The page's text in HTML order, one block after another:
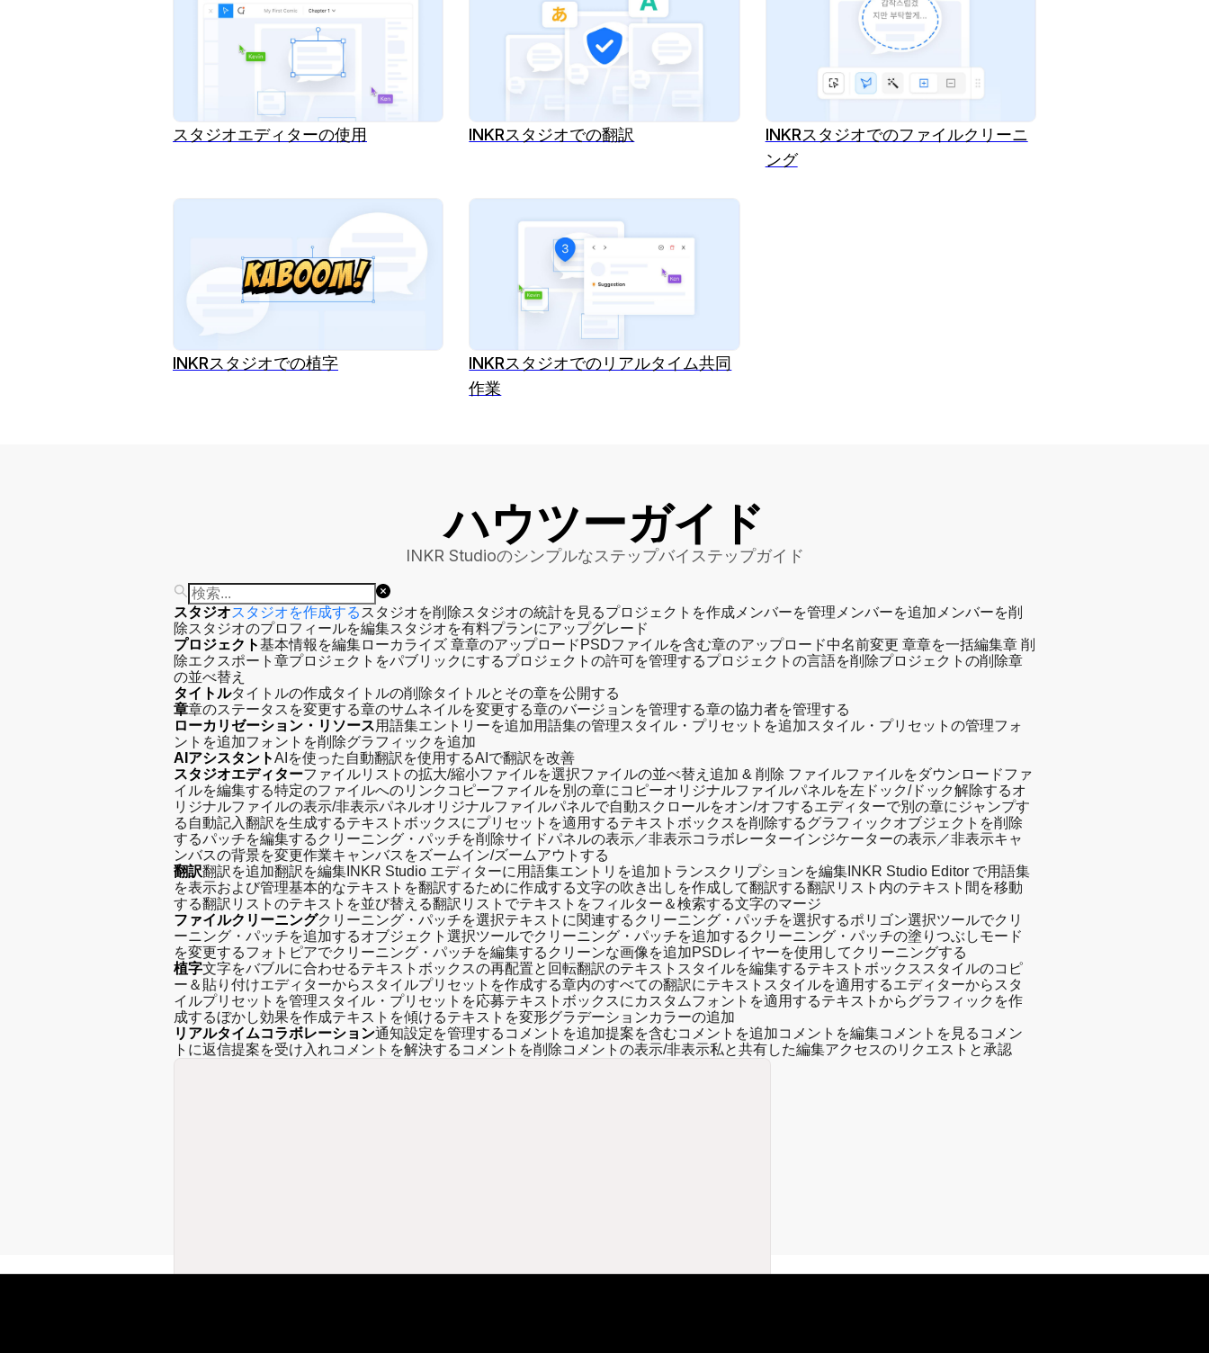
スタジオエディターの使用 INKRスタジオでの翻訳
INKRスタジオでのファイルクリーニ
ング
INKRスタジオでの植字
INKRスタジオでのリアルタイム共同
作業
ハウツーガイド
INKR Studioのシンプルなステップバイステップガイド
スタジオスタジオを作成するスタジオを削除スタジオの統計を見るプロジェクトを作成メンバーを管理メンバーを追加メンバーを削
除スタジオのプロフィールを編集スタジオを有料プランにアップグレード
プロジェクト基本情報を編集ローカライズ 章章のアップロード PSDファイルを含む章のアップロード中名前変更 章章を一括編集章 削
除エクスポート章プロジェクトをパブリックにするプロジェクトの許可を管理するプロジェクトの言語を削除プロジェクトの削除章
の並べ替え
タイトルタイトルの作成タイトルの削除タイトルとその章を公開する
章章のステータスを変更する章のサムネイルを変更する章のバージョンを管理する章の協力者を管理する
ローカリゼーション・リソース用語集エントリーを追加用語集の管理スタイル・プリセットを追加スタイル・プリセットの管理フォ
ントを追加フォントを削除グラフィックを追加
AIアシスタントAIを使った自動翻訳を使用するAIで翻訳を改善
スタジオエディターファイルリストの拡大/縮小ファイルを選択ファイルの並べ替え 追加 & 削除 ファイルファイルをダウンロードファ
イルを編集する特定のファイルへのリンクコピーファイルを別の章にコピーオリジナルファイルパネルを左ドック/ドック解除するオ
リジナルファイルの表示/非表示パネルオリジナルファイルパネルで自動スクロールをオン/オフするエディターで別の章にジャンプす
る 自動記入翻訳を生成するテキストボックスにプリセットを適用するテキストボックスを削除するグラフィックオブジェクトを削除
するパッチを編集する クリーニング・パッチを削除サイドパネルの表示／非表示コラボレーターインジケーターの表示／非表示キャ
ンバスの背景を変更作業キャンバスをズームイン/ズームアウトする
翻訳翻訳を追加翻訳を編集 INKR Studio エディターに用語集エントリを追加 トランスクリプションを編集 INKR Studio Editor で用語集
を表示および管理基本的なテキストを翻訳するために作成する文字の吹き出しを作成して翻訳する翻訳リスト内のテキスト間を移動
する翻訳リストのテキストを並び替える翻訳リストでテキストをフィルター＆検索する文字のマージ
ファイルクリーニングクリーニング・パッチを選択テキストに関連するクリーニング・パッチを選択するポリゴン選択ツールでクリ
ーニング・パッチを追加するオブジェクト選択ツールでクリーニング・パッチを追加する クリーニング・パッチの塗りつぶしモード
を変更するフォトピアでクリーニング・パッチを編集する クリーンな画像を追加PSDレイヤーを使用してクリーニングする
植字文字をバブルに合わせるテキストボックスの再配置と回転翻訳のテキストスタイルを編集するテキストボックススタイルのコピ
ー＆貼り付けエディターからスタイルプリセットを作成する章内のすべての翻訳にテキストスタイルを適用するエディターからスタ
イルプリセットを管理スタイル・プリセットを応募テキストボックスにカスタムフォントを適用するテキストからグラフィックを作
成するぼかし効果を作成テキストを傾けるテキストを変形グラデーションカラーの追加
リアルタイムコラボレーション通知設定を管理する コメントを追加提案を含むコメントを追加コメントを編集コメントを見る コメン
トに返信提案を受け入れコメントを解決する コメントを削除コメントの表示/非表示私と共有した編集アクセスのリクエストと承認